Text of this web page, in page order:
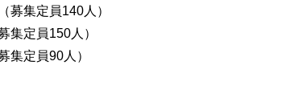
募集定員140人）
集定員150人）
集定員90人）